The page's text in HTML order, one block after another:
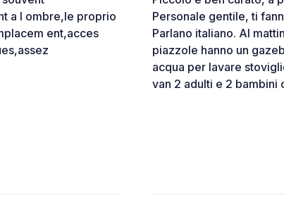
a l ombre,le proprio
ent,acces
Personale gentile, ti
Parlano italiano. Al
piazzole hanno un
acqua per lavare
van 2 adulti e 2 bambini